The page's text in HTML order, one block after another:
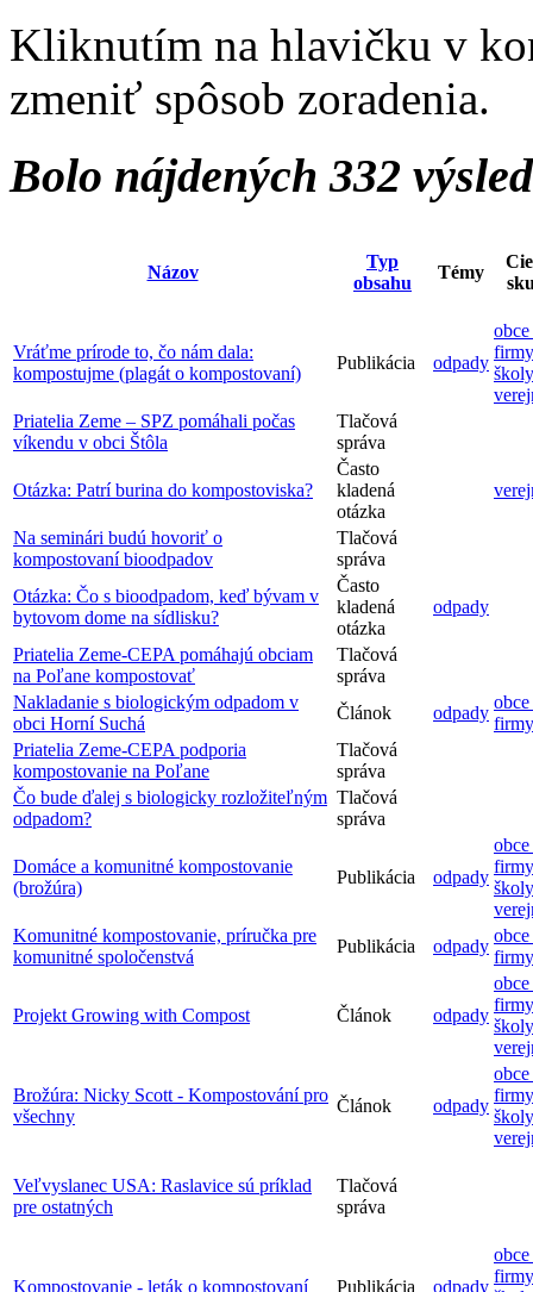
Kliknutím na hlavičku v
zmeniť spôsob zoradenia.
Bolo nájdených 332
Názov
Typ
obsahu
Témy
Vráťme prírode to, čo nám dala:
kompostujme (plagát o kompostovaní)
Publikácia odpady
obce
firmy
školy
Priatelia Zeme – SPZ pomáhali počas
víkendu v obci Štôla
Tlačová
správa
Otázka: Patrí burina do kompostoviska?
Často
kladená
otázka
Na seminári budú hovoriť o
kompostovaní bioodpadov
Tlačová
správa
Otázka: Čo s bioodpadom, keď bývam v
bytovom dome na sídlisku?
Často
kladená
otázka
odpady
Priatelia Zeme-CEPA pomáhajú obciam
na Poľane kompostovať
Tlačová
správa
Nakladanie s biologickým odpadom v
obci Horní Suchá
Článok odpady
obce
firmy
Priatelia Zeme-CEPA podporia
kompostovanie na Poľane
Tlačová
správa
Čo bude ďalej s biologicky rozložiteľným
odpadom?
Tlačová
správa
Domáce a komunitné kompostovanie
(brožúra)
Publikácia odpady
obce
firmy
školy
Komunitné kompostovanie, príručka pre
komunitné spoločenstvá
Publikácia odpady
obce
firmy
Projekt Growing with Compost Článok odpady
obce
firmy
školy
Brožúra: Nicky Scott - Kompostování pro
všechny
Článok odpady
obce
firmy
školy
Veľvyslanec USA: Raslavice sú príklad
pre ostatných
Tlačová
správa
Kompostovanie - leták o kompostovaní Publikácia odpady
obce
firmy